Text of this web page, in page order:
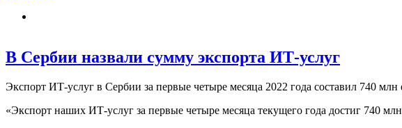
В Сербии назвали сумму экспорта ИТ-услуг
Экспорт ИТ-услуг в Сербии за первые четыре месяца 2022 года составил 740
«Экспорт наших ИТ-услуг за первые четыре месяца текущего года достиг 740